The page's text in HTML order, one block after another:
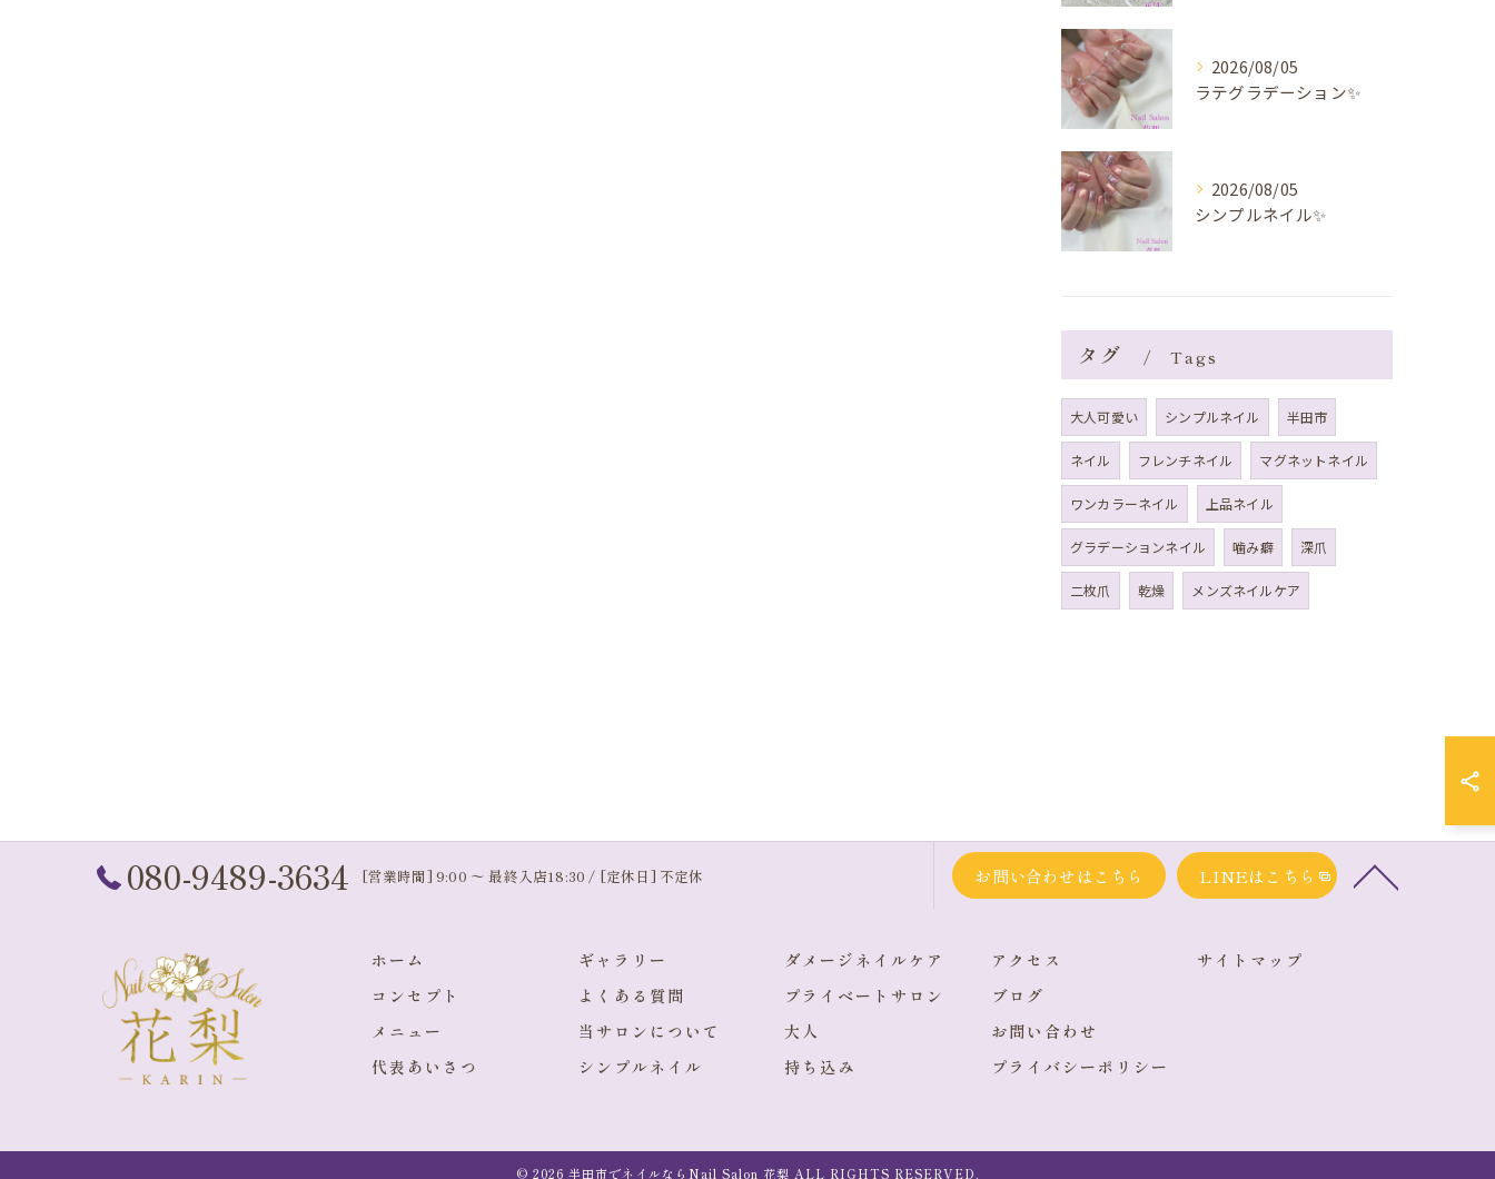
2026/08/05
ラテグラデーション✨️
2026/08/05
シンプルネイル✨️
タグ Tags
大人可愛い シンプルネイル 半田市
ネイル フレンチネイル マグネットネイル
ワンカラーネイル 上品ネイル
グラデーションネイル 噛み癖 深爪
二枚爪 乾燥 メンズネイルケア
080-9489-3634 [営業時間] 9:00 〜 最終入店18:30 / [定休日] 不定休 お問い合わせはこちら LINEはこちら
ホーム
コンセプト
メニュー
代表あいさつ
ギャラリー
よくある質問
当サロンについて
シンプルネイル
ダメージネイルケア
プライベートサロン
大人
持ち込み
アクセス
ブログ
お問い合わせ
プライバシーポリシー
サイトマップ
© 2026 半田市でネイルならNail Salon 花梨 ALL RIGHTS RESERVED.